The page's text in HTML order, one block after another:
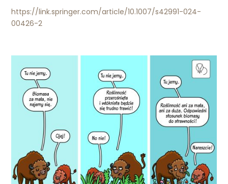
https://link.springer.com/article/10.1007/s42991-024-
00426-2